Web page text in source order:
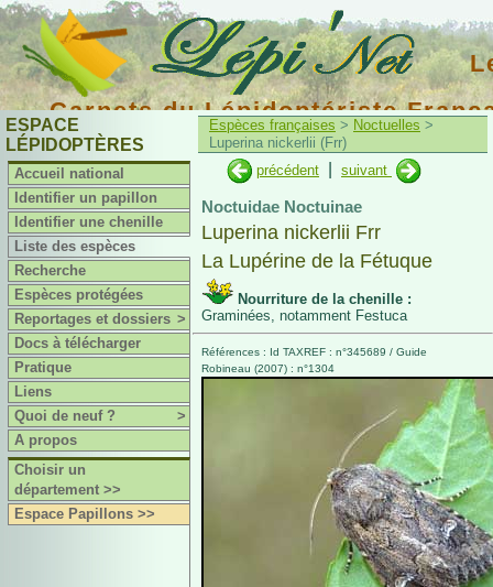
Carnets du Lépidoptériste
ESPACE
LÉPIDOPTÈRES
Accueil national
Identifier un papillon
Identifier une chenille
Liste des espèces
Recherche
Espèces protégées
Reportages et dossiers >
Docs à télécharger
Pratique
Liens
Quoi de neuf ?
>
A propos
Choisir un
département >>
Espace Papillons >>
Espèces françaises > Noctuelles >
Luperina nickerlii (Frr)
précédent
suivant
Noctuidae Noctuinae
Luperina nickerlii Frr
La Lupérine de la Fétuque
Nourriture de la chenille :
Graminées, notamment Festuca
Références : Id TAXREF : n°345689 / Guide
Robineau (2007) : n°1304